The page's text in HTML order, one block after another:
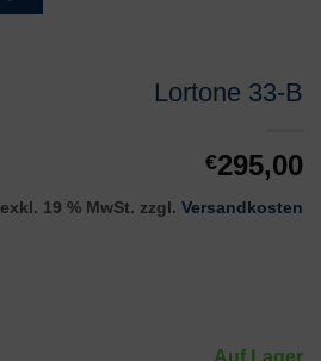
Lortone 33-B
€295,00
exkl. 19 % MwSt. zzgl. Versandkosten
Auf Lager